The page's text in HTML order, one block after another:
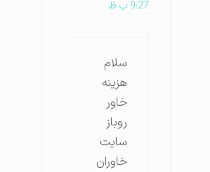
سلام
هزینه
خاور
سایت
خاوران